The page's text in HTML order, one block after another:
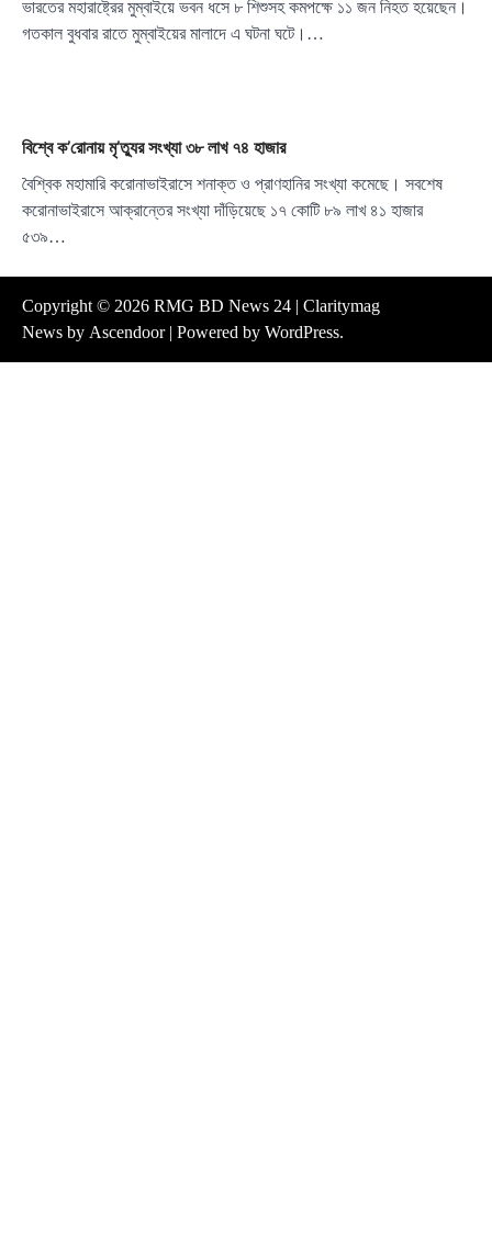
ভারতের মহারাষ্ট্রের মুম্বাইয়ে ভবন ধসে ৮ শিশুসহ কমপক্ষে ১১ জন নিহত হয়েছেন।
গতকাল বুধবার রাতে মুম্বাইয়ের মালাদে এ ঘটনা ঘটে।…
বিশ্বে ক’রোনায় মৃ’ত্যুর সংখ্যা ৩৮ লাখ ৭৪ হাজার
বৈশ্বিক মহামারি করোনাভাইরাসে শনাক্ত ও প্রাণহানির সংখ্যা কমেছে। সবশেষ
করোনাভাইরাসে আক্রান্তের সংখ্যা দাঁড়িয়েছে ১৭ কোটি ৮৯ লাখ ৪১ হাজার
৫৩৯…
Copyright © 2026 RMG BD News 24 | Claritymag
News by Ascendoor| Powered by WordPress.